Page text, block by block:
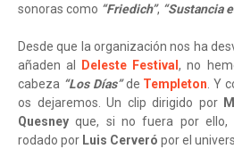
sonoras como “Friedich”, “Sustancia
Desde que la organización nos ha
añaden al
Deleste Festival, no
cabeza “Los Días”de Templeton. Y
os dejaremos. Un clip dirigido por
Quesney que, si no fuera por ello,
rodado por Luis Cerveró por el